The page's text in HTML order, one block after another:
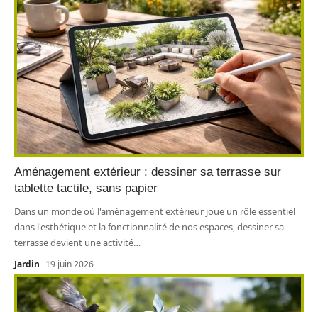
Aménagement extérieur : dessiner sa terrasse sur
tablette tactile, sans papier
Dans un monde où l'aménagement extérieur joue un rôle essentiel
dans l'esthétique et la fonctionnalité de nos espaces, dessiner sa
terrasse devient une activité…
Jardin 19 juin 2026